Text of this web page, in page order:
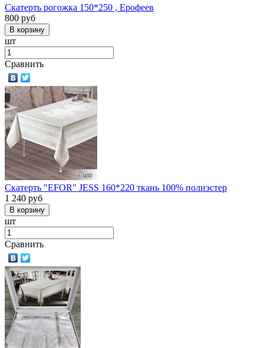
Скатерть рогожка 150*250 , Ерофеев
800 руб
шт
Сравнить
Скатерть "EFOR" JESS 160*220 ткань 100% полиэстер
1 240 руб
шт
Сравнить